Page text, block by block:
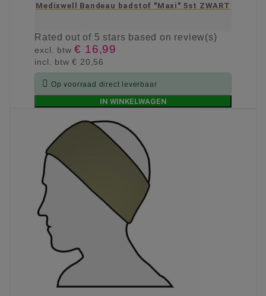
Medixwell Bandeau badstof "Maxi" 5st ZWART
Ratedout of 5 stars based on review(s)
excl. btw€ 16,99
incl. btw€ 20,56
 Op voorraad direct leverbaar
IN WINKELWAGEN